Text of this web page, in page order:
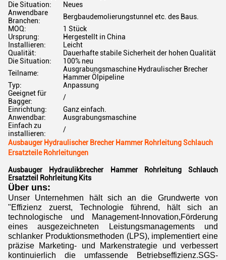
Die Situation:
Neues
Anwendbare
Branchen:
Bergbaudemolierungstunnel etc. des Baus.
MOQ:
1 Stück
Ursprung:
Hergestellt in China
Installieren:
Leicht
Qualität:
Dauerhafte stabile Sicherheit der hohen Qualität
Die Situation:
100% neu
Teilname:
Ausgrabungsmaschine Hydraulischer Brecher
Hammer Ölpipeline
Typ:
Anpassung
Geeignet für
Bagger:
/
Einrichtung:
Ganz einfach.
Anwendbar:
Ausgrabungsmaschine
Einfach zu
installieren:
/
Ausbauger Hydraulischer Brecher Hammer Rohrleitung Schlauch
Ersatzteile Rohrleitungen
Ausbauger Hydraulikbrecher Hammer Rohrleitung Schlauch
Ersatzteil Rohrleitung Kits
Über uns:
Unser Unternehmen hält sich an die Grundwerte von
"Effizienz zuerst, Technologie führend, hält sich an
technologische und Management-Innovation,Förderung
eines ausgezeichneten Leistungsmanagements und
schlanker Produktionsmethoden (LPS), implementiert eine
präzise Marketing- und Markenstrategie und verbessert
kontinuierlich die umfassende Betriebseffizienz.SGS-